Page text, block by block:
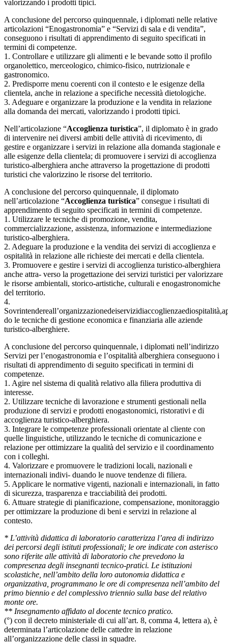
valorizzando i prodotti tipici.
A conclusione del percorso quinquennale, i diplomati nelle relative
articolazioni “Enogastronomia” e “Servizi di sala e di vendita”,
conseguono i risultati di apprendimento di seguito specificati in
termini di competenze.
1. Controllare e utilizzare gli alimenti e le bevande sotto il profilo
organolettico, merceologico, chimico-fisico, nutrizionale e
gastronomico.
2. Predisporre menu coerenti con il contesto e le esigenze della
clientela, anche in relazione a specifiche necessità dietologiche.
3. Adeguare e organizzare la produzione e la vendita in relazione
alla domanda dei mercati, valorizzando i prodotti tipici.
Nell’articolazione “Accoglienza turistica”, il diplomato è in grado
di intervenire nei diversi ambiti delle attività di ricevimento, di
gestire e organizzare i servizi in relazione alla domanda stagionale e
alle esigenze della clientela; di promuovere i servizi di accoglienza
turistico-alberghiera anche attraverso la progettazione di prodotti
turistici che valorizzino le risorse del territorio.
A conclusione del percorso quinquennale, il diplomato
nell’articolazione “Accoglienza turistica” consegue i risultati di
apprendimento di seguito specificati in termini di competenze.
1. Utilizzare le tecniche di promozione, vendita,
commercializzazione, assistenza, informazione e intermediazione
turistico-alberghiera.
2. Adeguare la produzione e la vendita dei servizi di accoglienza e
ospitalità in relazione alle richieste dei mercati e della clientela.
3. Promuovere e gestire i servizi di accoglienza turistico-alberghiera
anche attra- verso la progettazione dei servizi turistici per valorizzare
le risorse ambientali, storico-artistiche, culturali e enogastronomiche
del territorio.
4.
do le tecniche di gestione economica e finanziaria alle aziende
turistico-alberghiere.
A conclusione del percorso quinquennale, i diplomati nell’indirizzo
Servizi per l’enogastronomia e l’ospitalità alberghiera conseguono i
risultati di apprendimento di seguito specificati in termini di
competenze.
1. Agire nel sistema di qualità relativo alla filiera produttiva di
interesse.
2. Utilizzare tecniche di lavorazione e strumenti gestionali nella
produzione di servizi e prodotti enogastonomici, ristorativi e di
accoglienza turistico-alberghiera.
3. Integrare le competenze professionali orientate al cliente con
quelle linguistiche, utilizzando le tecniche di comunicazione e
relazione per ottimizzare la qualità del servizio e il coordinamento
con i colleghi.
4. Valorizzare e promuovere le tradizioni locali, nazionali e
internazionali indivi- duando le nuove tendenze di filiera.
5. Applicare le normative vigenti, nazionali e internazionali, in fatto
di sicurezza, trasparenza e tracciabilità dei prodotti.
6. Attuare strategie di pianificazione, compensazione, monitoraggio
per ottimizzare la produzione di beni e servizi in relazione al
contesto.
* L’attività didattica di laboratorio caratterizza l’area di indirizzo
dei percorsi degli istituti professionali; le ore indicate con asterisco
sono riferite alle attività di laboratorio che prevedono la
compresenza degli insegnanti tecnico-pratici. Le istituzioni
scolastiche, nell’ambito della loro autonomia didattica e
organizzativa, programmano le ore di compresenza nell’ambito del
primo biennio e del complessivo triennio sulla base del relativo
monte ore.
** Insegnamento affidato al docente tecnico pratico.
(°) con il decreto ministeriale di cui all’art. 8, comma 4, lettera a), è
determinata l’articolazione delle cattedre in relazione
all’organizzazione delle classi in squadre.